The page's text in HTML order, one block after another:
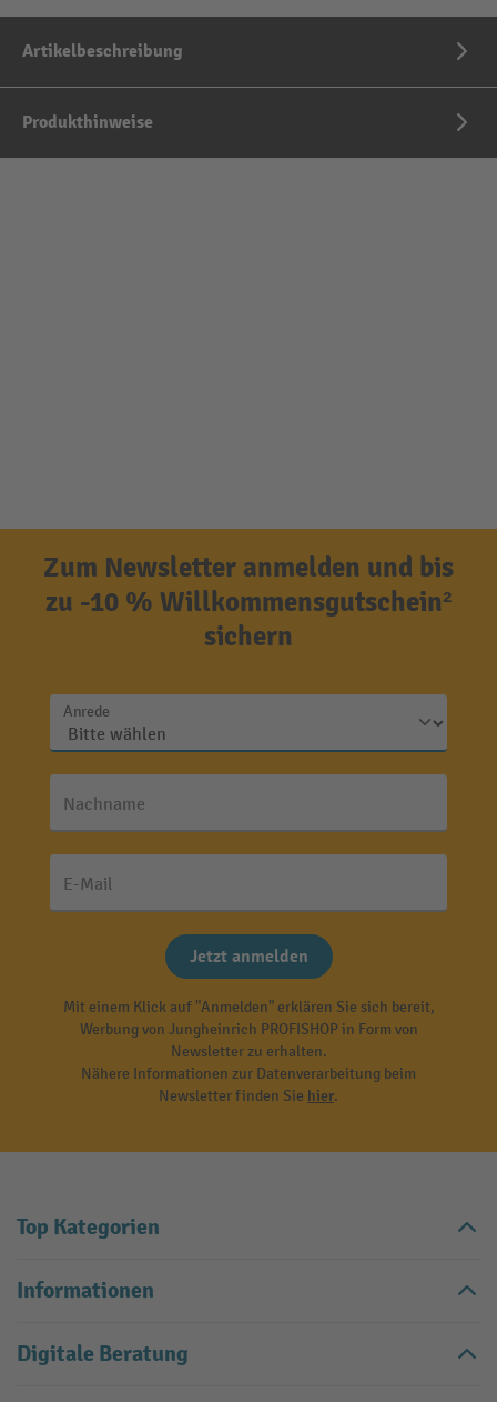
Artikelbeschreibung
Produkthinweise
Zum Newsletter anmelden und bis
zu -10 % Willkommensgutschein²
sichern
Anrede
Nachname
E-Mail
Jetzt anmelden
Mit einem Klick auf "Anmelden" erklären Sie sich bereit,
Werbung von Jungheinrich PROFISHOP in Form von
Newsletter zu erhalten.
Nähere Informationen zur Datenverarbeitung beim
Newsletter finden Sie hier.
Top Kategorien
Informationen
Digitale Beratung